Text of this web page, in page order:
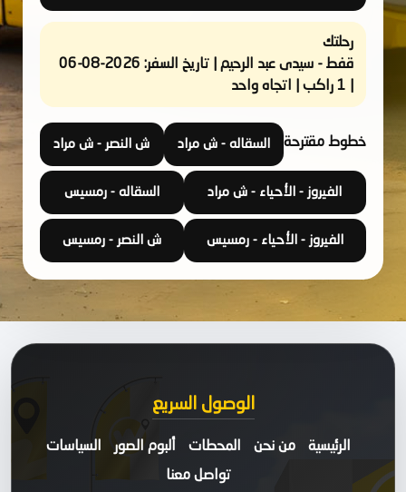
رحلتك
قفط - سيدى عبد الرحيم | تاريخ السفر: 2026-08-06
خطوط مقترحة السقاله - ش مراد ش النصر - ش مراد
الفيروز - الأحياء - ش مراد السقاله - رمسيس
الفيروز - الأحياء - رمسيس ش النصر - رمسيس
الوصول السريع
الرئيسية من نحن المحطات ألبوم الصور
السياسات
تواصل معنا